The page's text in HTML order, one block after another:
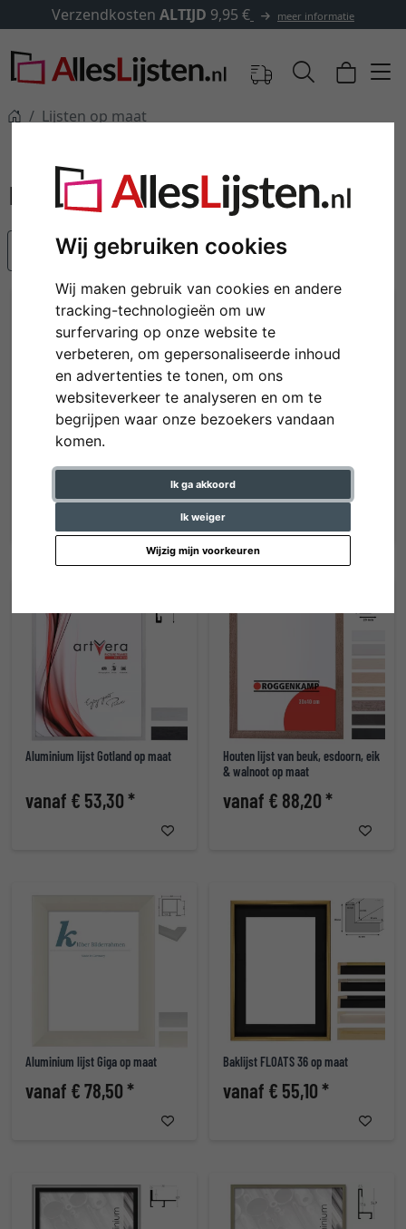
Wij gebruiken cookies
Wij maken gebruik van cookies en andere
tracking-technologieën om uw
surfervaring op onze website te
verbeteren, om gepersonaliseerde inhoud
en advertenties te tonen, om ons
websiteverkeer te analyseren en om te
begrijpen waar onze bezoekers vandaan
komen.
Ik ga akkoord
Ik weiger
Wijzig mijn voorkeuren
ALTIJD9,95 € meer informatie
Lijsten op maat
Populariteit
Aluminium lijst op maat, profil 15
vanaf € 56,30 *
Houten lijst op maat, Loft 15
vanaf € 56,20 *
Aluminium lijst Gotland op maat
vanaf € 53,30 *
Houten lijst van beuk, esdoorn, eik
& walnoot op maat
vanaf € 88,20 *
Aluminium lijst Giga op maat
vanaf € 78,50 *
Baklijst FLOATS 36 op maat
vanaf € 55,10 *